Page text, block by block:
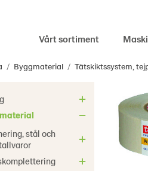
Vårt sortiment
/ Byggmaterial / Tätskiktssystem,
stål och